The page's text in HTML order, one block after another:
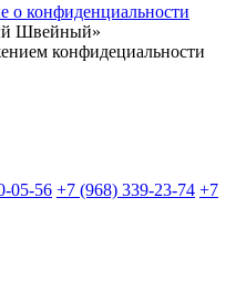
о конфиденциальности
Швейный»
конфидециальности
05-56 +7 (968) 339-23-74 +7